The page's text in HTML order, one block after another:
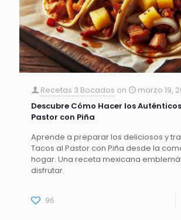
Recetas 3 Bocados on
marzo 19,
Descubre Cómo Hacer los
Pastor con Piña
Aprende a preparar los deliciosos y
Tacos al Pastor con Piña desde la
hogar. Una receta mexicana
disfrutar.
96